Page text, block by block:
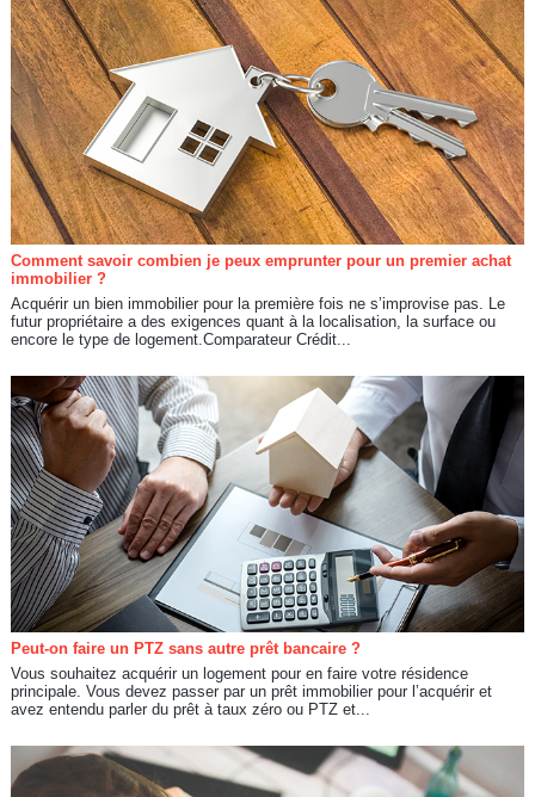
Comment savoir combien je peux emprunter pour un premier achat
immobilier ?
Acquérir un bien immobilier pour la première fois ne s’improvise pas. Le
futur propriétaire a des exigences quant à la localisation, la surface ou
encore le type de logement.Comparateur Crédit...
Peut-on faire un PTZ sans autre prêt bancaire ?
Vous souhaitez acquérir un logement pour en faire votre résidence
principale. Vous devez passer par un prêt immobilier pour l’acquérir et
avez entendu parler du prêt à taux zéro ou PTZ et...